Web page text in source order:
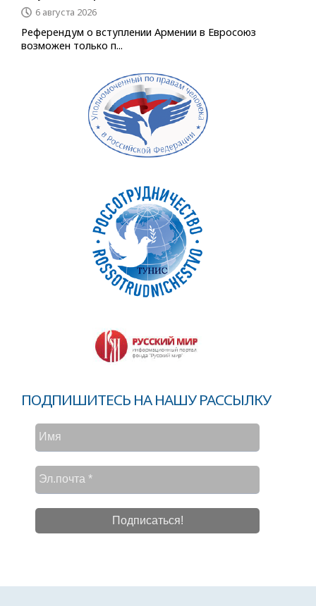
6 августа 2026
Референдум о вступлении Армении в Евросоюз
возможен только п...
ПОДПИШИТЕСЬ НА НАШУ РАССЫЛКУ